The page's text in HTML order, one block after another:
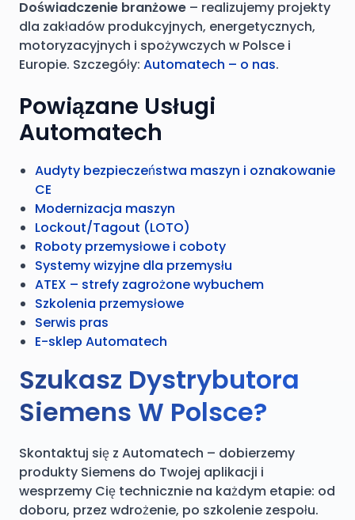
Doświadczenie branżowe – realizujemy projekty
dla zakładów produkcyjnych, energetycznych,
motoryzacyjnych i spożywczych w Polsce i
Europie. Szczegóły: Automatech – o nas.
Powiązane Usługi
Automatech
Audyty bezpieczeństwa maszyn i oznakowanie
CE
Modernizacja maszyn
Lockout/Tagout (LOTO)
Roboty przemysłowe i coboty
Systemy wizyjne dla przemysłu
ATEX – strefy zagrożone wybuchem
Szkolenia przemysłowe
Serwis pras
E-sklep Automatech
Szukasz Dystrybutora
Siemens W Polsce?
Skontaktuj się z Automatech – dobierzemy
produkty Siemens do Twojej aplikacji i
wesprzemy Cię technicznie na każdym etapie: od
doboru, przez wdrożenie, po szkolenie zespołu.